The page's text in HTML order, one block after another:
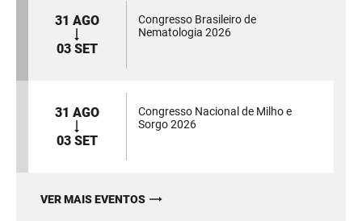
31 AGO
03 SET
Congresso Brasileiro de
Nematologia 2026
31 AGO
03 SET
Congresso Nacional de Milho e
Sorgo 2026
VER MAIS EVENTOS